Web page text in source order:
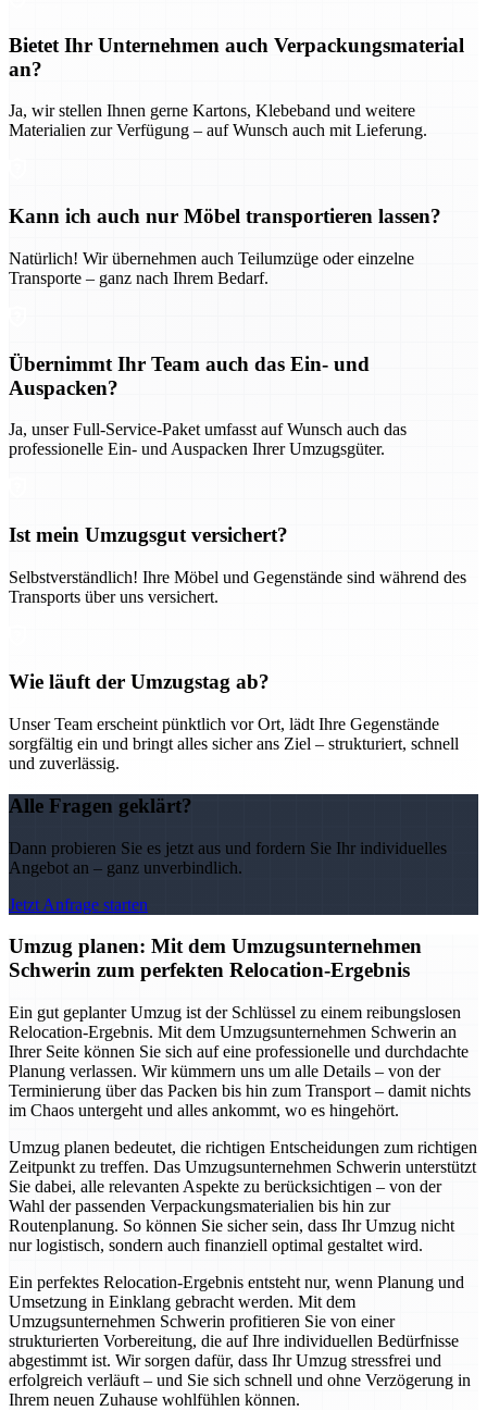
Bietet Ihr Unternehmen auch Verpackungsmaterial
an?
Ja, wir stellen Ihnen gerne Kartons, Klebeband und weitere
Materialien zur Verfügung – auf Wunsch auch mit Lieferung.
Kann ich auch nur Möbel transportieren lassen?
Natürlich! Wir übernehmen auch Teilumzüge oder einzelne
Transporte – ganz nach Ihrem Bedarf.
Übernimmt Ihr Team auch das Ein- und
Auspacken?
Ja, unser Full-Service-Paket umfasst auf Wunsch auch das
professionelle Ein- und Auspacken Ihrer Umzugsgüter.
Ist mein Umzugsgut versichert?
Selbstverständlich! Ihre Möbel und Gegenstände sind während des
Transports über uns versichert.
Wie läuft der Umzugstag ab?
Unser Team erscheint pünktlich vor Ort, lädt Ihre Gegenstände
sorgfältig ein und bringt alles sicher ans Ziel – strukturiert, schnell
und zuverlässig.
Alle Fragen geklärt?
Dann probieren Sie es jetzt aus und fordern Sie Ihr individuelles
Angebot an – ganz unverbindlich.
Jetzt Anfrage starten
Umzug planen: Mit dem Umzugsunternehmen
Schwerin zum perfekten Relocation-Ergebnis
Ein gut geplanter Umzug ist der Schlüssel zu einem reibungslosen
Relocation-Ergebnis. Mit dem Umzugsunternehmen Schwerin an
Ihrer Seite können Sie sich auf eine professionelle und durchdachte
Planung verlassen. Wir kümmern uns um alle Details – von der
Terminierung über das Packen bis hin zum Transport – damit nichts
im Chaos untergeht und alles ankommt, wo es hingehört.
Umzug planen bedeutet, die richtigen Entscheidungen zum richtigen
Zeitpunkt zu treffen. Das Umzugsunternehmen Schwerin unterstützt
Sie dabei, alle relevanten Aspekte zu berücksichtigen – von der
Wahl der passenden Verpackungsmaterialien bis hin zur
Routenplanung. So können Sie sicher sein, dass Ihr Umzug nicht
nur logistisch, sondern auch finanziell optimal gestaltet wird.
Ein perfektes Relocation-Ergebnis entsteht nur, wenn Planung und
Umsetzung in Einklang gebracht werden. Mit dem
Umzugsunternehmen Schwerin profitieren Sie von einer
strukturierten Vorbereitung, die auf Ihre individuellen Bedürfnisse
abgestimmt ist. Wir sorgen dafür, dass Ihr Umzug stressfrei und
erfolgreich verläuft – und Sie sich schnell und ohne Verzögerung in
Ihrem neuen Zuhause wohlfühlen können.